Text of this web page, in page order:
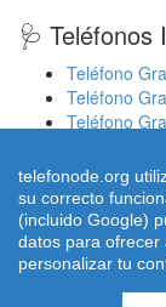
🩺 Teléfonos
Teléfono
Teléfono
Teléfono
Cita Previa
Cita Previa
© 2026
telefonode.org
su correcto
(incluido Google)
datos para ofrecer
personalizar tu